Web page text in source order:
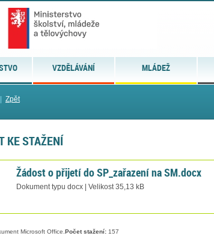
VZDĚLÁVÁNÍ MLÁDEŽ
Zpět
KE STAŽENÍ
Žádost o přijetí do SP_zařazení na SM.docx
Dokument typu docx | Velikost 35,13 kB
Microsoft Office. Počet stažení: 157